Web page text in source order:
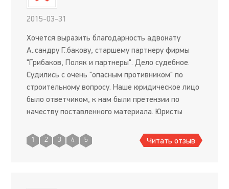
2015-03-31
Хочется выразить благодарность адвокату
А..сандру Г..бакову, старшему партнеру фирмы
"Грибаков, Поляк и партнеры". Дело судебное.
Судились с очень "опасным противником" по
строительному вопросу. Наше юридическое лицо
было ответчиком, к нам были претензии по
качеству поставленного материала. Юристы
продуманный иск, с самого начала ве
1 2 3 4 5 Читать отзыв